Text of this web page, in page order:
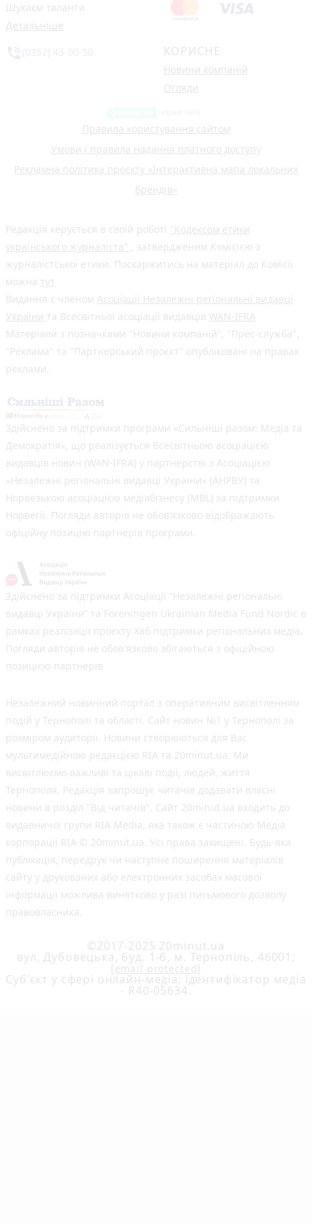
Шукаєм таланти
Детальніше
КОРИСНЕ
Новини компаній
Огляди
Правила користування сайтом
Умови і правила надання платного доступу
Рекламна політика проєкту «Інтерактивна мапа локальних
брендів»
Редакція керується в своїй роботі "Кодексом етики
українського журналіста" , затвердженим Комісією з
журналістської етики. Поскаржитись на матеріал до Комісії
можна тут
Видання є членом Асоціації Незалежні регіональні видавці
України та Всесвітньої асоціації видавців WAN-IFRA
Матеріали з позначками "Новини компаній", "Прес-служба",
"Реклама" та "Партнерський проєкт" опубліковані на правах
реклами.
Здійснено за підтримки програми «Сильніші разом: Медіа та
Демократія», що реалізується Всесвітньою асоціацією
видавців новин (WAN-IFRA) у партнерстві з Асоціацією
«Незалежні регіональні видавці України» (АНРВУ) та
Норвезькою асоціацією медіабізнесу (MBL) за підтримки
Норвегії. Погляди авторів не обов’язково відображають
офіційну позицію партнерів програми.
Здійснено за підтримки Асоціації “Незалежні регіональні
видавці України” та Foreningen Ukrainian Media Fund Nordic в
рамках реалізації проєкту Хаб підтримки регіональних медіа.
Погляди авторів не обов'язково збігаються з офіційною
позицією партнерів
Незалежний новинний портал з оперативним висвітленням
подій у Тернополі та області. Сайт новин №1 у Тернополі за
розміром аудиторії. Новини створюються для Вас
мультимедійною редакцією RIA та 20minut.ua. Ми
висвітлюємо важливі та цікаві події, людей, життя
Тернополя. Редакція запрошує читачів додавати власні
новини в розділ "Від читачів". Сайт 20minut.ua входить до
видавничої групи RIA Media, яка також є частиною Медіа
корпорації RIA © 20minut.ua. Усі права захищені. Будь-яка
публiкацiя, передрук чи наступне поширення матеріалів
сайту у друкованих або електронних засобах масової
інформації можлива винятково у разі письмового дозволу
правовласника.
©2017-2025 20minut.ua
вул. Дубовецька, буд. 1-б, м. Тернопіль, 46001;
[email protected]
Cуб'єкт у сфері онлайн-медіа; ідентифікатор медіа
- R40-05634.